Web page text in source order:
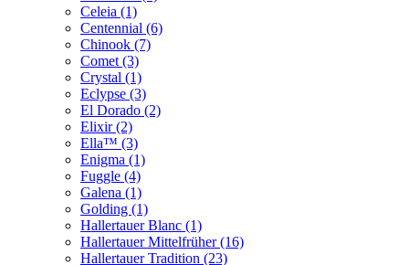
Celeia (1)
Centennial (6)
Chinook (7)
Comet (3)
Crystal (1)
Eclypse (3)
El Dorado (2)
Elixir (2)
Ella™ (3)
Enigma (1)
Fuggle (4)
Galena (1)
Golding (1)
Hallertauer Blanc (1)
Hallertauer Mittelfrüher (16)
Hallertauer Tradition (23)